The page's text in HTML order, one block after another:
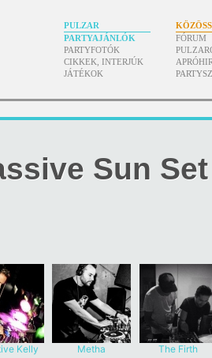
PULZAR
PARTYAJÁNLÓK
PARTYFOTÓK
CIKKEK, INTERJÚK
JÁTÉKOK
FÓRUM
Sun
Kelly Metha The Firth